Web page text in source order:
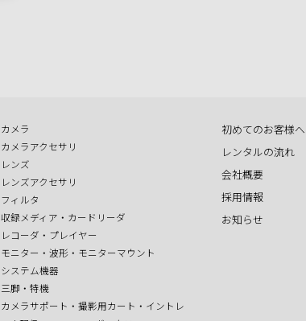
カメラ
カメラアクセサリ
レンズ
レンズアクセサリ
フィルタ
収録メディア・カードリーダ
レコーダ・プレイヤー
モニター・波形・モニターマウント
システム機器
三脚・特機
カメラサポート・撮影用カート・イントレ
初めてのお客様へ
レンタルの流れ
会社概要
採用情報
お知らせ